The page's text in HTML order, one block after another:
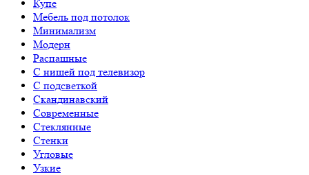
Купе
Мебель под потолок
Минимализм
Модерн
Распашные
С нишей под телевизор
С подсветкой
Скандинавский
Современные
Стеклянные
Стенки
Угловые
Узкие